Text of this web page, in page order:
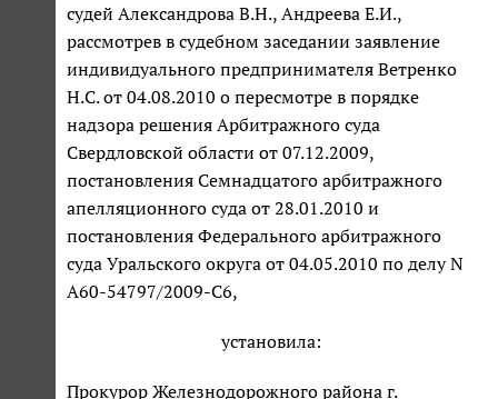
судей Александрова В.Н., Андреева Е.И.,
рассмотрев в судебном заседании заявление
индивидуального предпринимателя Ветренко
Н.С. от 04.08.2010 о пересмотре в порядке
надзора решения Арбитражного суда
Свердловской области от 07.12.2009,
постановления Семнадцатого арбитражного
апелляционного суда от 28.01.2010 и
постановления Федерального арбитражного
суда Уральского округа от 04.05.2010 по делу N
А60-54797/2009-С6,
установила:
Прокурор Железнодорожного района г.